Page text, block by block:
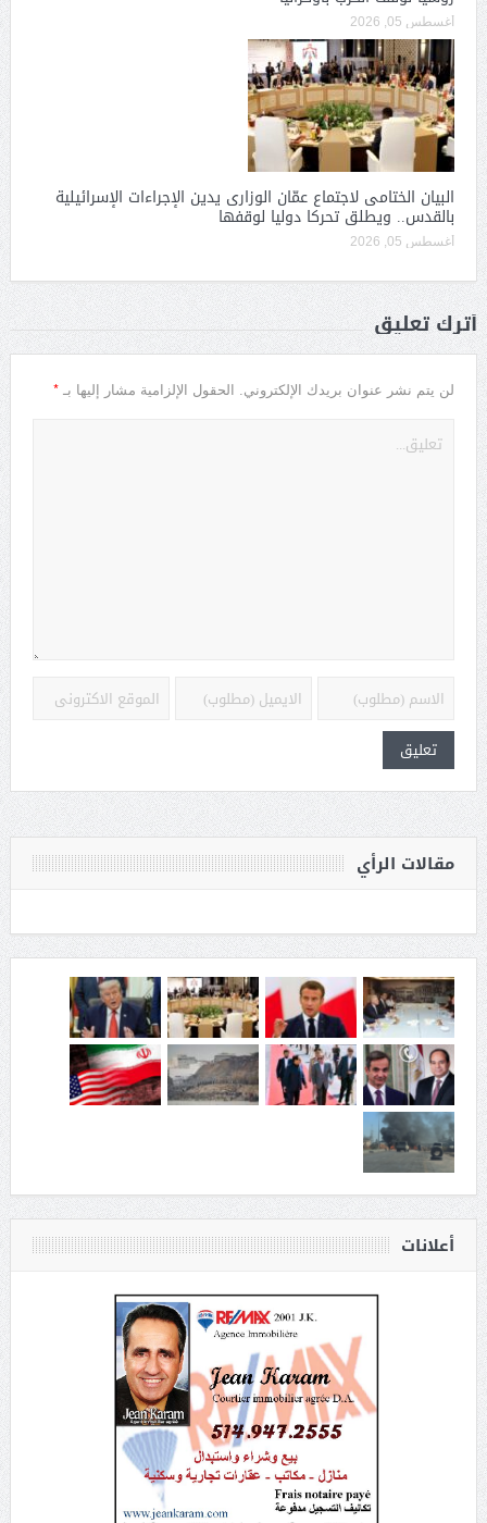
أغسطس 05, 2026
البيان الختامى لاجتماع عمّان الوزارى يدين الإجراءات الإسرائيلية
بالقدس.. ويطلق تحركا دوليا لوقفها
أغسطس 05, 2026
أترك تعليق
لن يتم نشر عنوان بريدك الإلكتروني. الحقول الإلزامية مشار إليها بـ *
مقالات الرأي
أعلانات